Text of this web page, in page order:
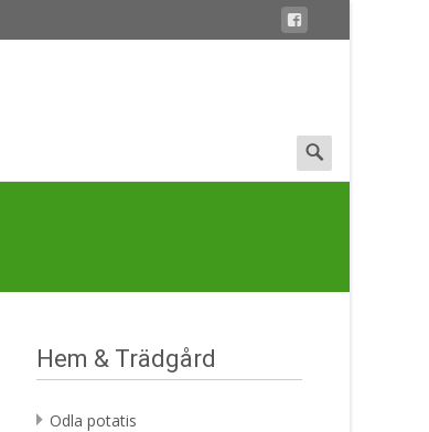
Search
for:
Hem & Trädgård
Odla potatis